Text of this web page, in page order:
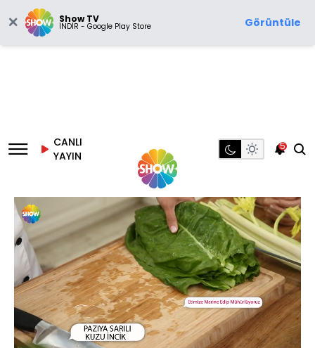
Show TV
İNDİR - Google Play Store Görüntüle
CANLI
YAYIN
5
Yüklendi:
72.63%